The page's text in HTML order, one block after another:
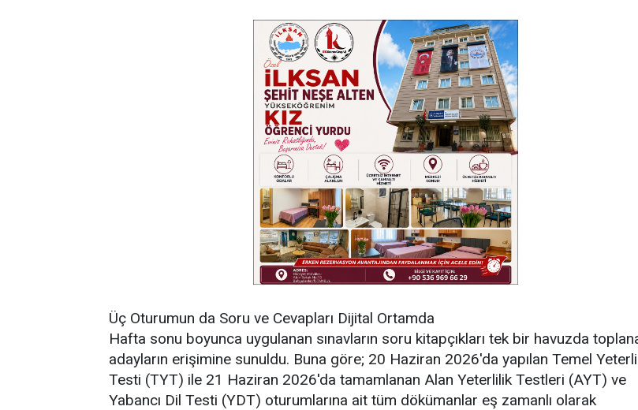
Üç Oturumun da Soru ve Cevapları Dijital Ortamda
Hafta sonu boyunca uygulanan sınavların soru kitapçıkları tek bir havuzda
adayların erişimine sunuldu. Buna göre; 20 Haziran 2026'da yapılan Temel
Testi (TYT) ile 21 Haziran 2026'da tamamlanan Alan Yeterlilik Testleri (AYT) ve
Yabancı Dil Testi (YDT) oturumlarına ait tüm dökümanlar eş zamanlı olarak